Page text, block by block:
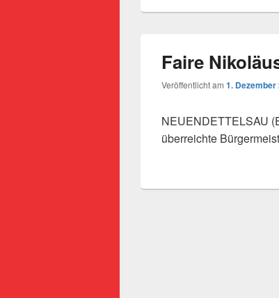
Faire
Veröffentlicht am 1. Dezember
NEUENDETTELSAU
überreichte